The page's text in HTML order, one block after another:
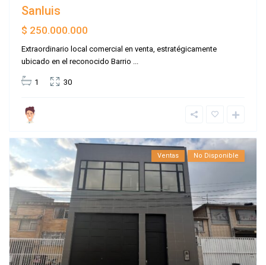
Sanluis
$ 250.000.000
Extraordinario local comercial en venta, estratégicamente
ubicado en el reconocido Barrio
1 30
Ventas No Disponible